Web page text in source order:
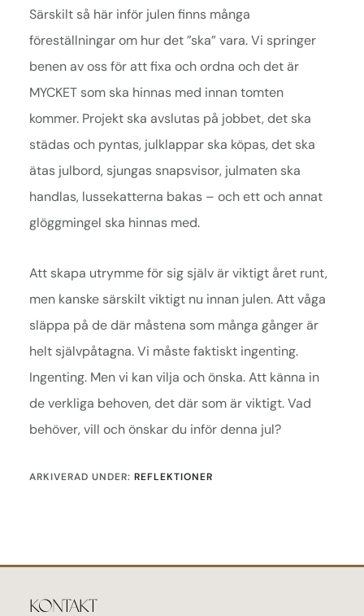
Särskilt så här inför julen finns många
föreställningar om hur det ”ska” vara. Vi springer
benen av oss för att fixa och ordna och det är
MYCKET som ska hinnas med innan tomten
kommer. Projekt ska avslutas på jobbet, det ska
städas och pyntas, julklappar ska köpas, det ska
ätas julbord, sjungas snapsvisor, julmaten ska
handlas, lussekatterna bakas – och ett och annat
glöggmingel ska hinnas med.
Att skapa utrymme för sig själv är viktigt året runt,
men kanske särskilt viktigt nu innan julen. Att våga
släppa på de där måstena som många gånger är
helt självpåtagna. Vi måste faktiskt ingenting.
Ingenting. Men vi kan vilja och önska. Att känna in
de verkliga behoven, det där som är viktigt. Vad
behöver, vill och önskar du inför denna jul?
ARKIVERAD UNDER: REFLEKTIONER
KONTAKT